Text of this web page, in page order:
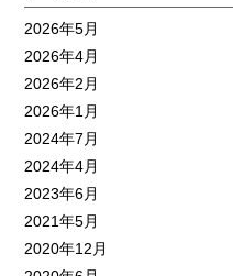
2026年5月
2026年4月
2026年2月
2026年1月
2024年7月
2024年4月
2023年6月
2021年5月
2020年12月